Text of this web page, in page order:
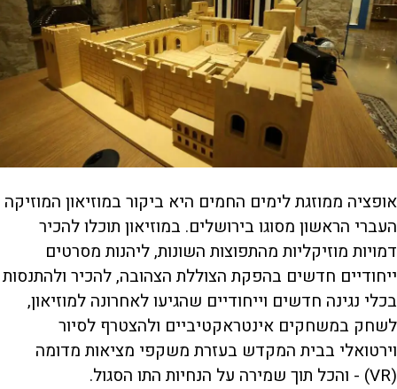
אופציה ממוזגת לימים החמים היא ביקור במוזיאון המוזיקה
העברי הראשון מסוגו בירושלים. במוזיאון תוכלו להכיר
דמויות מוזיקליות מהתפוצות השונות, ליהנות מסרטים
ייחודיים חדשים בהפקת הצוללת הצהובה, להכיר ולהתנסות
בכלי נגינה חדשים וייחודיים שהגיעו לאחרונה למוזיאון,
לשחק במשחקים אינטראקטיביים ולהצטרף לסיור
וירטואלי בבית המקדש בעזרת משקפי מציאות מדומה
(VR) - והכל תוך שמירה על הנחיות התו הסגול.